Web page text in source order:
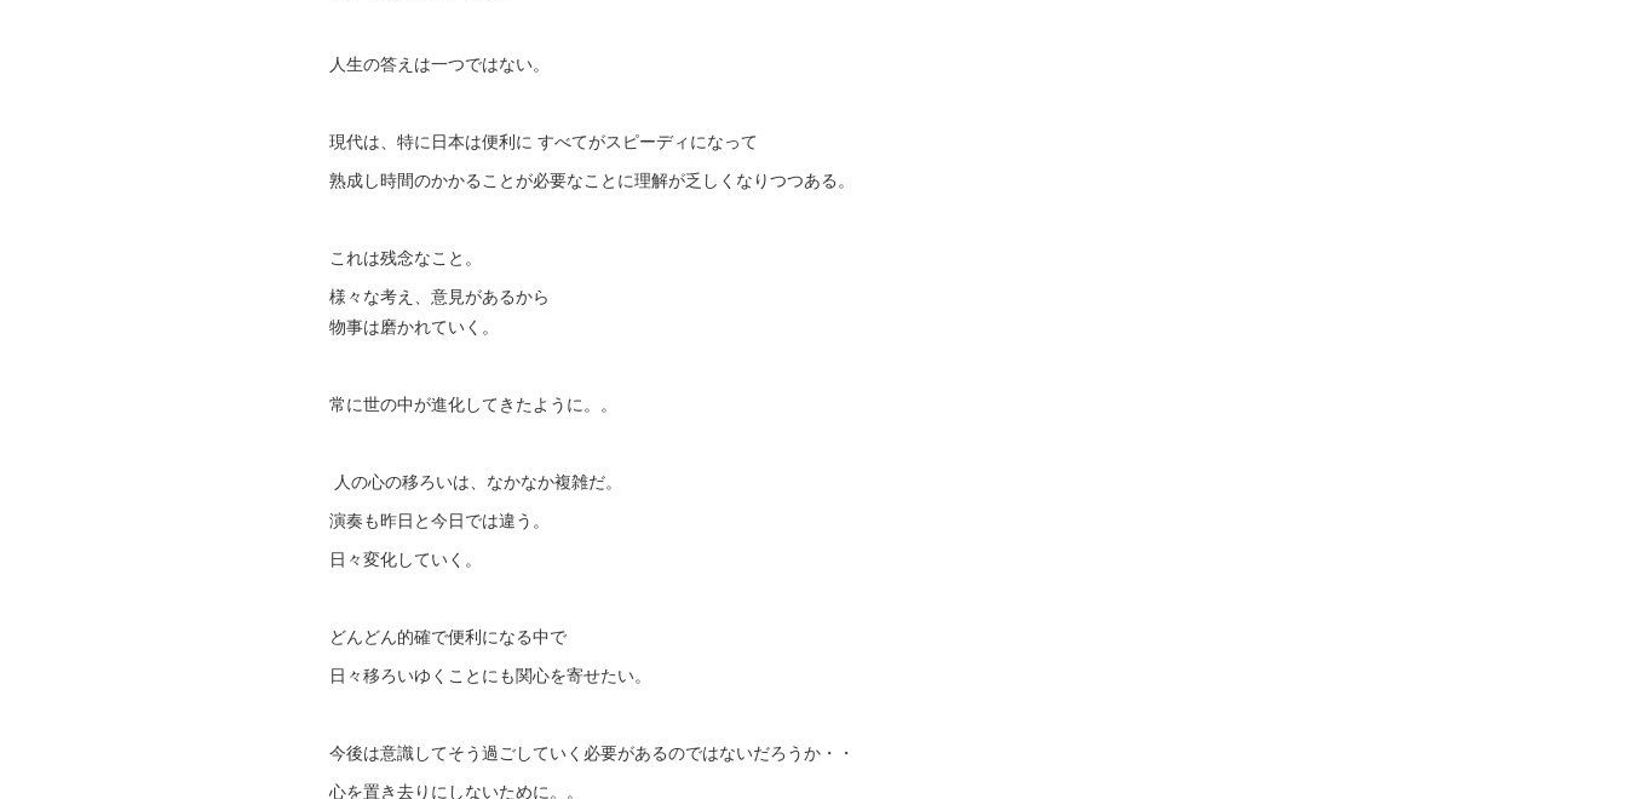
人生の答えは一つではない。
現代は、特に日本は便利に すべてがスピーディになって
熟成し時間のかかることが必要なことに理解が乏しくなりつつある。
これは残念なこと。
様々な考え、意見があるから
物事は磨かれていく。
常に世の中が進化してきたように。。
人の心の移ろいは、なかなか複雑だ。
演奏も昨日と今日では違う。
日々変化していく。
どんどん的確で便利になる中で
日々移ろいゆくことにも関心を寄せたい。
今後は意識してそう過ごしていく必要があるのではないだろうか・・
心を置き去りにしないために。。